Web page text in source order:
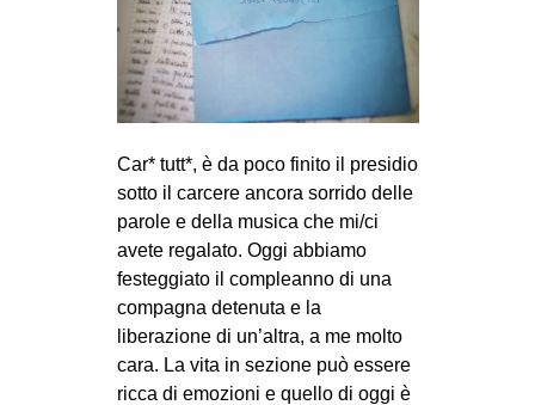
MILANO
SPAZI
SPORT POPOLARE
AMBIENTE
ANTIFASCISMO
DIRITTO ALL’ABITARE
GENERI
Car* tutt*, è da poco finito il presidio
sotto il carcere ancora sorrido delle
parole e della musica che mi/ci
avete regalato. Oggi abbiamo
festeggiato il compleanno di una
compagna detenuta e la
liberazione di un’altra, a me molto
cara. La vita in sezione può essere
ricca di emozioni e quello di oggi è